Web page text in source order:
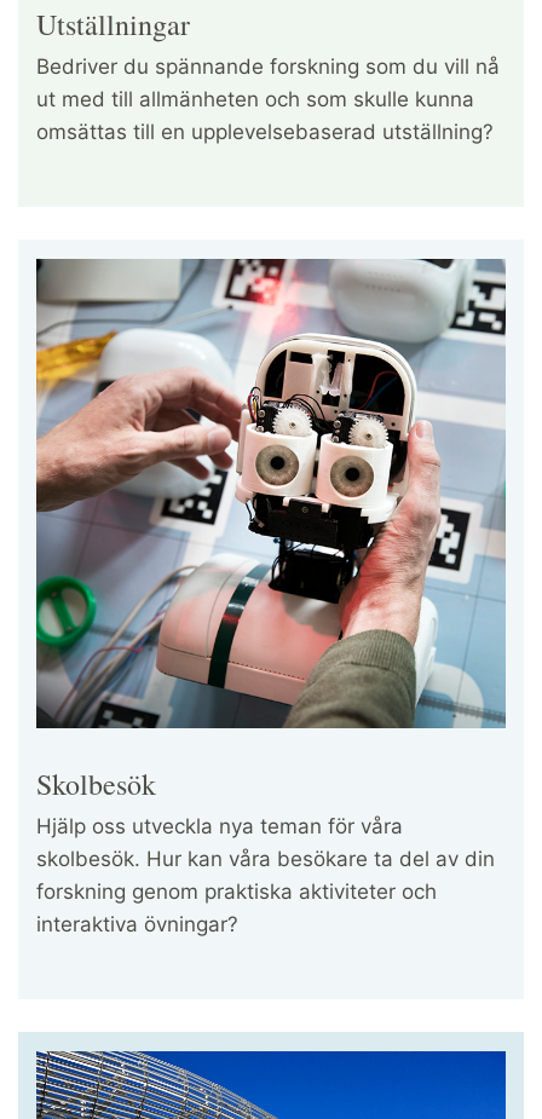
Utställningar
Bedriver du spännande forskning som du vill nå
ut med till allmänheten och som skulle kunna
omsättas till en upplevelsebaserad utställning?
Skolbesök
Hjälp oss utveckla nya teman för våra
skolbesök. Hur kan våra besökare ta del av din
forskning genom praktiska aktiviteter och
interaktiva övningar?